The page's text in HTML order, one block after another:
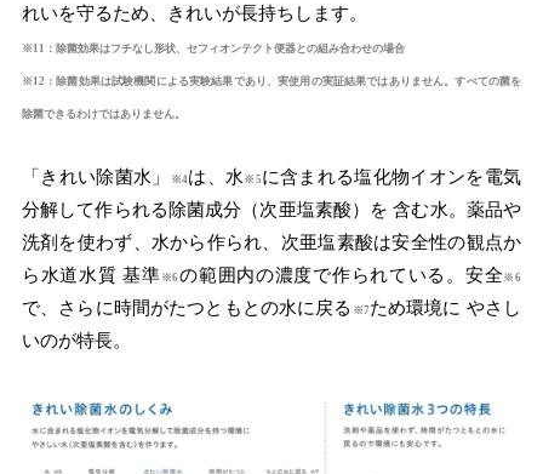
れいを守るため、きれいが長持ちします。
※11：除菌効果はフチなし形状、セフィオンテクト便器との組み合わせの場合
※12：除菌効果は試験機関による実験結果であり、実使用の実証結果ではありません。すべての菌を
除菌できるわけではありません。
「きれい除菌水」 ※4は、水※5 に含まれる塩化物イオンを電気
分解して作られる除菌成分（次亜塩素酸）を 含む水。薬品や
洗剤を使わず、水から作られ、次亜塩素酸は安全性の観点か
ら水道水質 基準 ※6 の範囲内の濃度で作られている。安全 ※6
で、さらに時間がたつともとの水に戻る ※7ため環境に やさし
いのが特長。